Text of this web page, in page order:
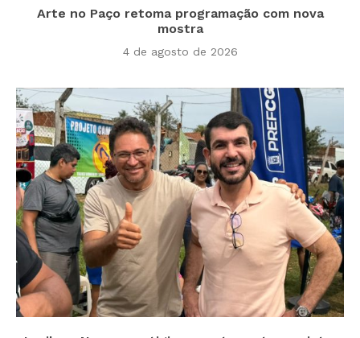
Arte no Paço retoma programação com nova
mostra
4 de agosto de 2026